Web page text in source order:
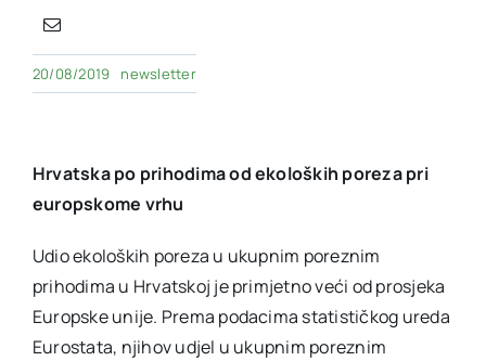
20/08/2019 newsletter
Hrvatska po prihodima od ekoloških poreza pri
europskome vrhu
Udio ekoloških poreza u ukupnim poreznim
prihodima u Hrvatskoj je primjetno veći od prosjeka
Europske unije. Prema podacima statističkog ureda
Eurostata, njihov udjel u ukupnim poreznim